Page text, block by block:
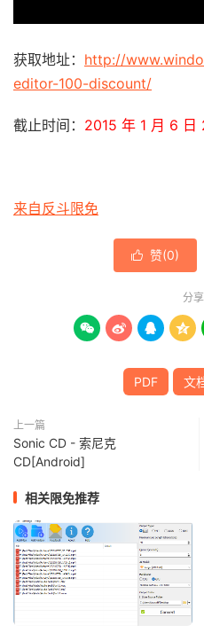
获取地址： http://
editor-100-discount/
截止时间： 2015 年 1 月 6 日
来自反斗限免
 赞(0)
分
   
PDF 文
上一篇
Sonic CD - 索尼克
CD[Android]
相关限免推荐